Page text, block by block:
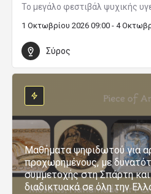
Το μεγάλο φεστιβάλ ψυχικής
1 Οκτωβρίου 2026 09:00 - 4
Σύρος
Μαθήματα ψηφιδωτού για
προχωρημένους, με
συμμετοχής στη Σπάρτη
διαδικτυακά σε όλη την